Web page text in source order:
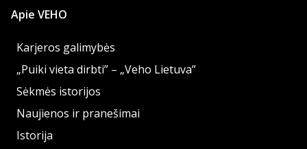
Apie VEHO
Karjeros galimybės
„Puiki vieta dirbti” – „Veho Lietuva”
Sėkmės istorijos
Naujienos ir pranešimai
Istorija